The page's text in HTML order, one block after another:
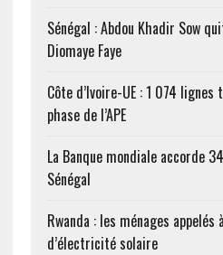
Sénégal : Abdou Khadir Sow
Diomaye Faye
Côte d’Ivoire-UE : 1 074
phase de l’APE
La Banque mondiale accorde
Sénégal
Rwanda : les ménages
d’électricité solaire